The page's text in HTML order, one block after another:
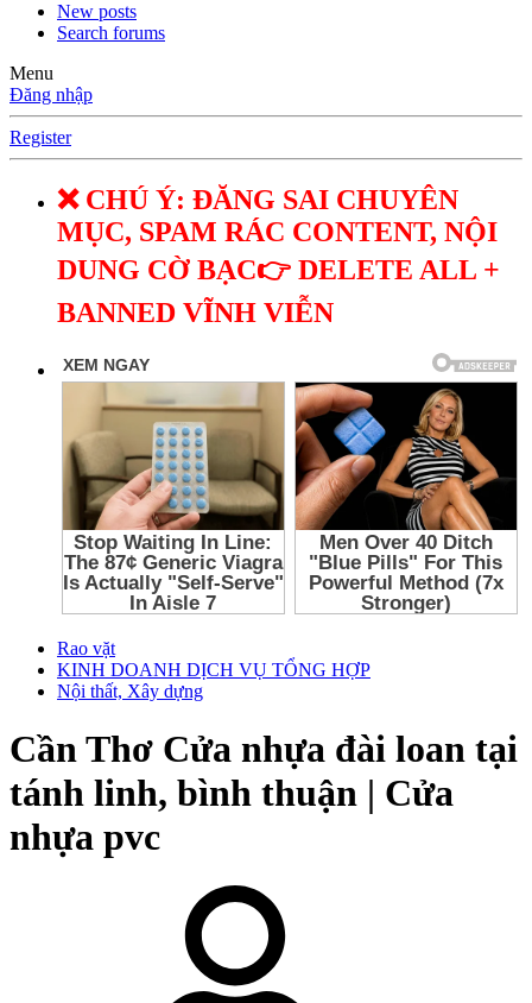
New posts
Search forums
Menu
Đăng nhập
Register
❌ CHÚ Ý: ĐĂNG SAI CHUYÊN
MỤC, SPAM RÁC CONTENT, NỘI
DUNG CỜ BẠC👉 DELETE ALL +
BANNED VĨNH VIỄN
Rao vặt
KINH DOANH DỊCH VỤ TỔNG HỢP
Nội thất, Xây dựng
Cần Thơ Cửa nhựa đài loan tại
tánh linh, bình thuận | Cửa
nhựa pvc